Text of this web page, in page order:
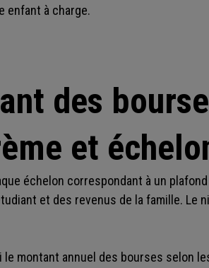
enfant à charge.
des
et
échelon correspondant à un
et des revenus de la famille. Le
le montant annuel des bourses selon